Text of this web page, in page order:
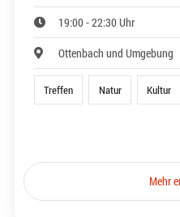
19:00 - 22:30 Uhr
Ottenbach und Umgebung
Treffen Natur Kultur
Mehr